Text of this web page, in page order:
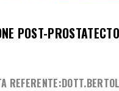
POST-